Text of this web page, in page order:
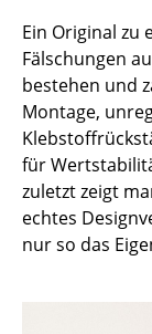
Einzelteile
... alle Tische
Aufbewahren
Regale &
Ein Original zu
Fälschungen
bestehen und
Montage,
für
zuletzt zeigt
echtes
nur so das